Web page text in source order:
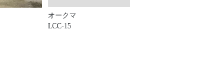
オークマ
LCC-15